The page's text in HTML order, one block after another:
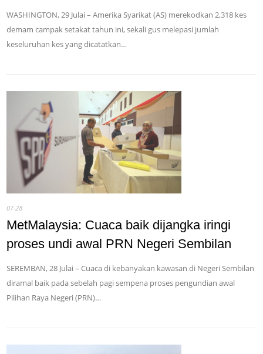
WASHINGTON, 29 Julai – Amerika Syarikat (AS) merekodkan 2,318 kes
demam campak setakat tahun ini, sekali gus melepasi jumlah
keseluruhan kes yang dicatatkan…
07-28
MetMalaysia: Cuaca baik dijangka iringi
proses undi awal PRN Negeri Sembilan
SEREMBAN, 28 Julai – Cuaca di kebanyakan kawasan di Negeri Sembilan
diramal baik pada sebelah pagi sempena proses pengundian awal
Pilihan Raya Negeri (PRN)…